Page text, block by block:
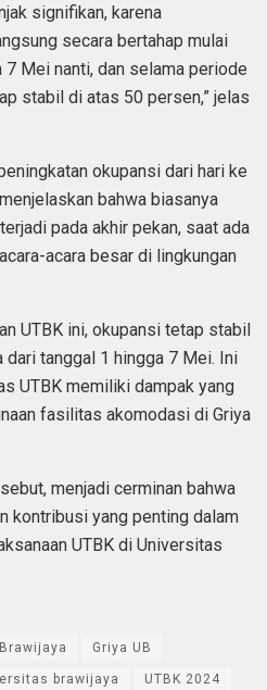
signifikan, karena
secara bertahap mulai
Mei nanti, dan selama periode
stabil di atas 50 persen,” jelas
okupansi dari hari ke
bahwa biasanya
pada akhir pekan, saat ada
acara besar di lingkungan
UTBK ini, okupansi tetap stabil
tanggal 1 hingga 7 Mei. Ini
UTBK memiliki dampak yang
fasilitas akomodasi di Griya
menjadi cerminan bahwa
kontribusi yang penting dalam
UTBK di Universitas
Griya UB
brawijaya UTBK 2024